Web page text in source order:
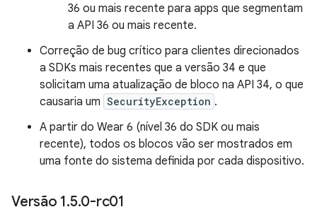
36 ou mais recente para apps que segmentam
a API 36 ou mais recente.
Correção de bug crítico para clientes direcionados
a SDKs mais recentes que a versão 34 e que
solicitam uma atualização de bloco na API 34, o que
causaria um SecurityException .
A partir do Wear 6 (nível 36 do SDK ou mais
recente), todos os blocos vão ser mostrados em
uma fonte do sistema definida por cada dispositivo.
Versão 1.5.0-rc01